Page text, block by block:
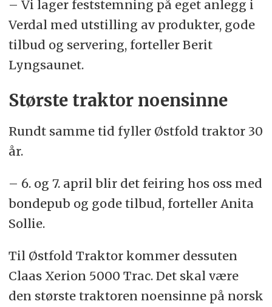
– Vi lager feststemning på eget anlegg i
Verdal med utstilling av produkter, gode
tilbud og servering, forteller Berit
Lyngsaunet.
Største traktor noensinne
Rundt samme tid fyller Østfold traktor 30
år.
– 6. og 7. april blir det feiring hos oss med
bondepub og gode tilbud, forteller Anita
Sollie.
Til Østfold Traktor kommer dessuten
Claas Xerion 5000 Trac. Det skal være
den største traktoren noensinne på norsk